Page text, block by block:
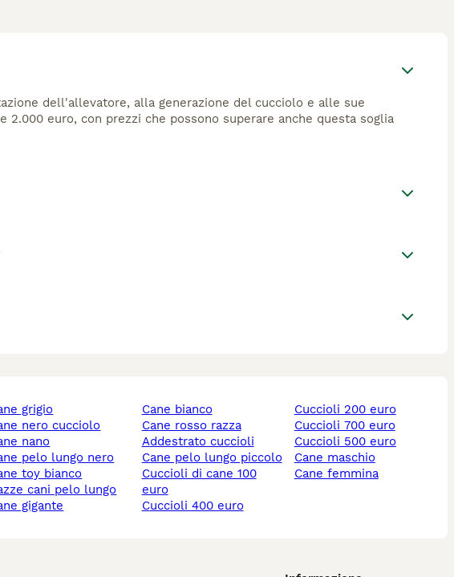
dell'allevatore, alla generazione del cucciolo e alle sue
euro, con prezzi che possono superare anche questa soglia
grigio
nero cucciolo
nano
pelo lungo nero
toy bianco
cani pelo lungo
gigante
cane bianco
cane rosso razza
addestrato cuccioli
cane pelo lungo piccolo
cuccioli di cane 100
euro
cuccioli 400 euro
cuccioli 200 euro
cuccioli 700 euro
cuccioli 500 euro
cane maschio
cane femmina